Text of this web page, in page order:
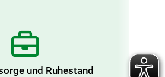
und Ruhestand